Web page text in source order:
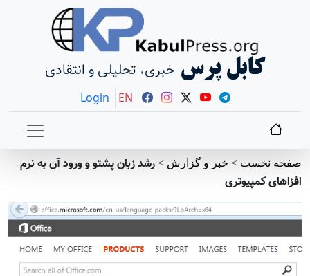
کابل پرس خبری، تحلیلی و انتقادی
Login EN
صفحه نخست > خبر و گزارش > رشد زبان پشتو و ورود آن به نرم
افزاهای کمپیوتری